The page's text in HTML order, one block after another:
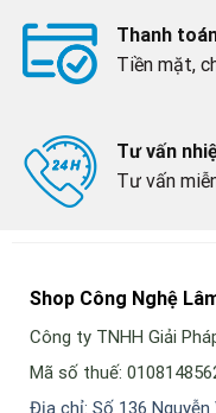
Thanh
Tiền mặt,
Tư vấn
Tư vấn
Shop Công Nghệ
Công ty TNHH Giải
Mã số thuế: